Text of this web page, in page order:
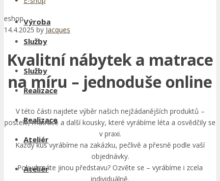
Služby
Realizace
Ateliér
Výroba
Služby
Realizace
Ateliér
eshop
14.4.2025 by Jacques
Kvalitní nábytek a matrace
na míru – jednoduše online
V této části najdete výběr našich nejžádanějších produktů –
postele, matrace a další kousky, které vyrábíme léta a osvědčily se
v praxi.
Každý kus vyrábíme na zakázku, pečlivě a přesně podle vaší
objednávky.
Pokud máte jinou představu? Ozvěte se – vyrábíme i zcela
individuálně.